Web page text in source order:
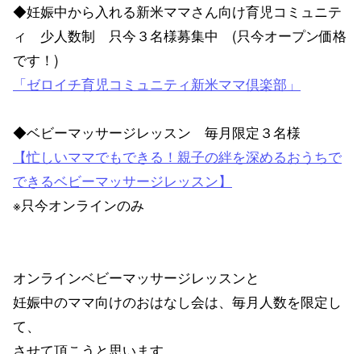
◆妊娠中から入れる新米ママさん向け育児コミュニテ
ィ 少人数制 只今３名様募集中 (只今オープン価格
です！)
「ゼロイチ育児コミュニティ新米ママ倶楽部」
◆ベビーマッサージレッスン 毎月限定３名様
【忙しいママでもできる！親子の絆を深めるおうちで
できるベビーマッサージレッスン】
※只今オンラインのみ
オンラインベビーマッサージレッスンと
妊娠中のママ向けのおはなし会は、毎月人数を限定し
て、
させて頂こうと思います。